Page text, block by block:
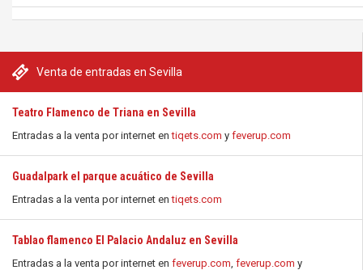
Venta de entradas en Sevilla
Teatro Flamenco de Triana en Sevilla
Entradas a la venta por internet entiqets.com y feverup.com
Guadalpark el parque acuático de Sevilla
Entradas a la venta por internet entiqets.com
Tablao flamenco El Palacio Andaluz en Sevilla
Entradas a la venta por internet en feverup.com, feverup.com y